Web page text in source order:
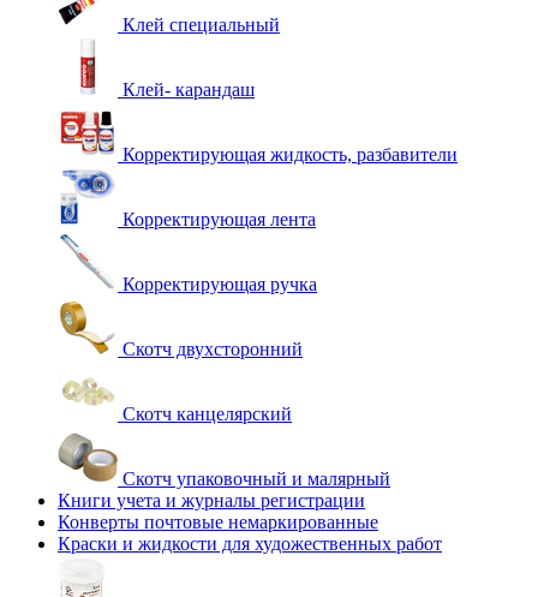
Клей специальный
Клей- карандаш
Корректирующая жидкость, разбавители
Корректирующая лента
Корректирующая ручка
Скотч двухсторонний
Скотч канцелярский
Скотч упаковочный и малярный
Книги учета и журналы регистрации
Конверты почтовые немаркированные
Краски и жидкости для художественных работ